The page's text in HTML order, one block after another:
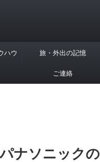
ハウ 旅・外出の記憶
ご連絡
ナソニック